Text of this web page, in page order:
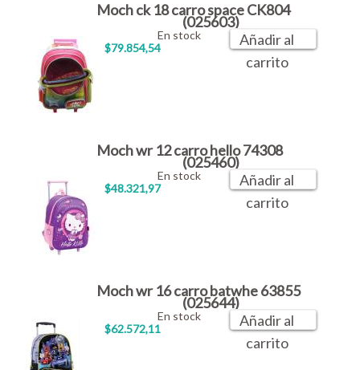
Moch ck 18 carro space CK804
(025603)
$79.854,54
En stock
Añadir al
carrito
Moch wr 12 carro hello 74308
(025460)
$48.321,97
En stock
Añadir al
carrito
Moch wr 16 carro batwhe 63855
(025644)
$62.572,11
En stock
Añadir al
carrito